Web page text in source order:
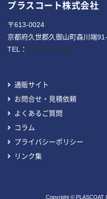
プラスコート株式会社
〒613-0024
京都府久世郡久御山町森川端
TEL： 075-632-1568
通販サイト
お問合せ・見積依頼
よくあるご質問
コラム
プライバシーポリシー
リンク集
Copyright © PLASCOAT